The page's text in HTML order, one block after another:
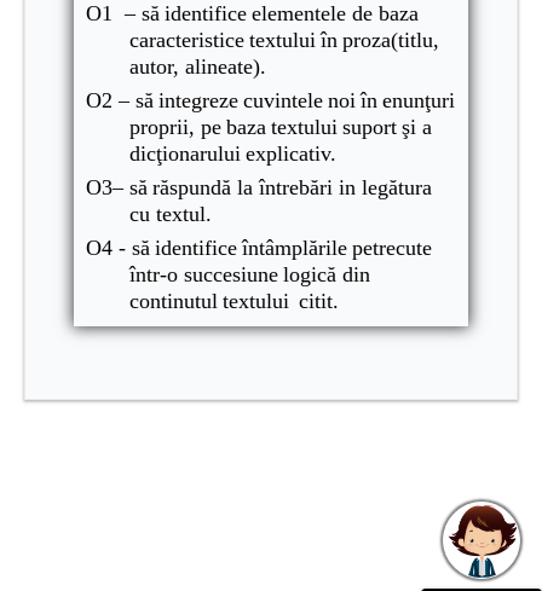
O1 – să identifice elementelede baza
caracteristice textului în proza(titlu,
autor, alineate).
O2 – să integreze cuvintele noi în enunţuri
proprii, pe baza textului suport şi a
dicţionarului explicativ.
O3– să răspundălaîntrebăriin legătura
cu textul.
O4 - să identifice întâmplările petrecute
într-o succesiune logică din
continutul textului citit.